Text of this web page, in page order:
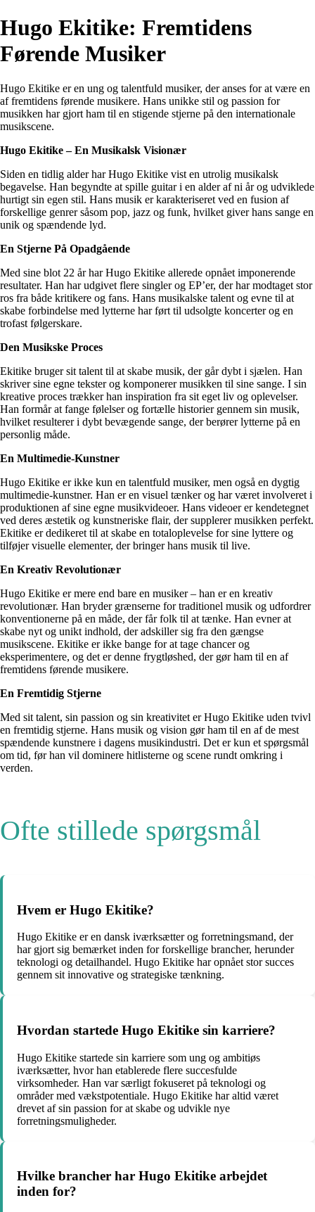
Hugo Ekitike: Fremtidens
Førende Musiker
Hugo Ekitike er en ung og talentfuld musiker, der anses for at være en
af fremtidens førende musikere. Hans unikke stil og passion for
musikken har gjort ham til en stigende stjerne på den internationale
musikscene.
Hugo Ekitike – En Musikalsk Visionær
Siden en tidlig alder har Hugo Ekitike vist en utrolig musikalsk
begavelse. Han begyndte at spille guitar i en alder af ni år og udviklede
hurtigt sin egen stil. Hans musik er karakteriseret ved en fusion af
forskellige genrer såsom pop, jazz og funk, hvilket giver hans sange en
unik og spændende lyd.
En Stjerne På Opadgående
Med sine blot 22 år har Hugo Ekitike allerede opnået imponerende
resultater. Han har udgivet flere singler og EP’er, der har modtaget stor
ros fra både kritikere og fans. Hans musikalske talent og evne til at
skabe forbindelse med lytterne har ført til udsolgte koncerter og en
trofast følgerskare.
Den Musikske Proces
Ekitike bruger sit talent til at skabe musik, der går dybt i sjælen. Han
skriver sine egne tekster og komponerer musikken til sine sange. I sin
kreative proces trækker han inspiration fra sit eget liv og oplevelser.
Han formår at fange følelser og fortælle historier gennem sin musik,
hvilket resulterer i dybt bevægende sange, der berører lytterne på en
personlig måde.
En Multimedie-Kunstner
Hugo Ekitike er ikke kun en talentfuld musiker, men også en dygtig
multimedie-kunstner. Han er en visuel tænker og har været involveret i
produktionen af sine egne musikvideoer. Hans videoer er kendetegnet
ved deres æstetik og kunstneriske flair, der supplerer musikken perfekt.
Ekitike er dedikeret til at skabe en totaloplevelse for sine lyttere og
tilføjer visuelle elementer, der bringer hans musik til live.
En Kreativ Revolutionær
Hugo Ekitike er mere end bare en musiker – han er en kreativ
revolutionær. Han bryder grænserne for traditionel musik og udfordrer
konventionerne på en måde, der får folk til at tænke. Han evner at
skabe nyt og unikt indhold, der adskiller sig fra den gængse
musikscene. Ekitike er ikke bange for at tage chancer og
eksperimentere, og det er denne frygtløshed, der gør ham til en af
fremtidens førende musikere.
En Fremtidig Stjerne
Med sit talent, sin passion og sin kreativitet er Hugo Ekitike uden tvivl
en fremtidig stjerne. Hans musik og vision gør ham til en af de mest
spændende kunstnere i dagens musikindustri. Det er kun et spørgsmål
om tid, før han vil dominere hitlisterne og scene rundt omkring i
verden.
Ofte stillede spørgsmål
Hvem er Hugo Ekitike?
Hugo Ekitike er en dansk iværksætter og forretningsmand, der
har gjort sig bemærket inden for forskellige brancher, herunder
teknologi og detailhandel. Hugo Ekitike har opnået stor succes
gennem sit innovative og strategiske tænkning.
Hvordan startede Hugo Ekitike sin karriere?
Hugo Ekitike startede sin karriere som ung og ambitiøs
iværksætter, hvor han etablerede flere succesfulde
virksomheder. Han var særligt fokuseret på teknologi og
områder med vækstpotentiale. Hugo Ekitike har altid været
drevet af sin passion for at skabe og udvikle nye
forretningsmuligheder.
Hvilke brancher har Hugo Ekitike arbejdet
inden for?